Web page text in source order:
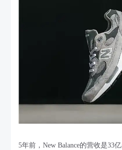
5年前，New Balance的营收是33